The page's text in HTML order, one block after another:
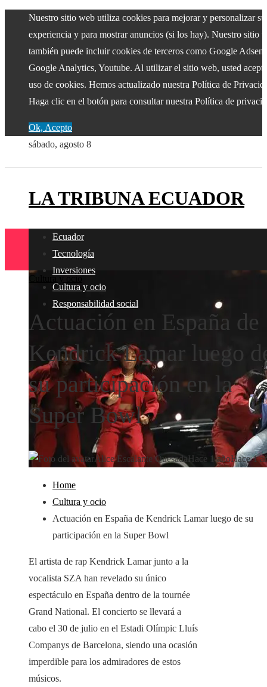
Nuestro sitio web utiliza cookies para mejorar y personalizar su
experiencia y para mostrar anuncios (si los hay). Nuestro sitio
también puede incluir cookies de terceros como Google
Google Analytics, Youtube. Al utilizar el sitio web, usted
uso de cookies. Hemos actualizado nuestra Política de
Haga clic en el botón para consultar nuestra Política de
Ok, Acepto
sábado, agosto 8
LA TRIBUNA ECUADOR
Ecuador
Tecnología
Inversiones
Cultura y ocio
Responsabilidad social
Actuación en España de
Kendrick Lamar luego
su participación en la
Super Bowl
Alice Escalante QuesadaHace 1 añoHace 1
Home
Cultura y ocio
Actuación en España de Kendrick Lamar luego de su
participación en la Super Bowl
El artista de rap Kendrick Lamar junto a la
vocalista SZA han revelado su único
espectáculo en España dentro de la tournée
Grand National. El concierto se llevará a
cabo el 30 de julio en el Estadi Olímpic Lluís
Companys de Barcelona, siendo una ocasión
imperdible para los admiradores de estos
músicos.